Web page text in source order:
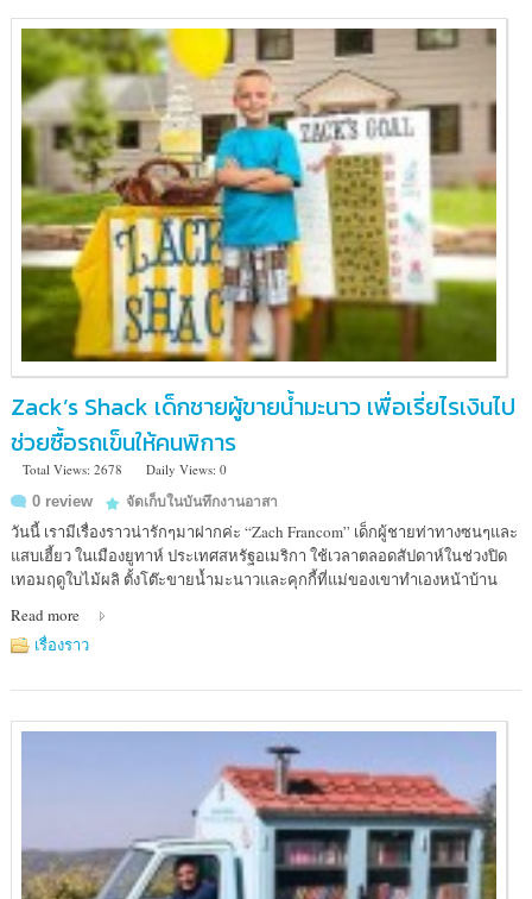
Zack’s Shack เด็กชายผู้ขายน้ำมะนาว เพื่อเรี่ยไรเงินไป
ช่วยซื้อรถเข็นให้คนพิการ
Total Views: 2678
Daily Views: 0
0 review
จัดเก็บในบันทึกงานอาสา
วันนี้ เรามีเรื่องราวน่ารักๆมาฝากค่ะ “Zach Francom” เด็กผู้ชายท่าทางซนๆและ
แสบเฮี้ยว ในเมืองยูทาห์ ประเทศสหรัฐอเมริกา ใช้เวลาตลอดสัปดาห์ในช่วงปิด
เทอมฤดูใบไม้ผลิ ตั้งโต๊ะขายน้ำมะนาวและคุกกี้ที่แม่ของเขาทำเองหน้าบ้าน
Read more
เรื่องราว